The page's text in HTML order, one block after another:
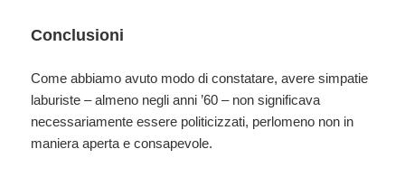
Conclusioni
Come abbiamo avuto modo di constatare, avere simpatie
laburiste – almeno negli anni ’60 – non significava
necessariamente essere politicizzati, perlomeno non in
maniera aperta e consapevole.